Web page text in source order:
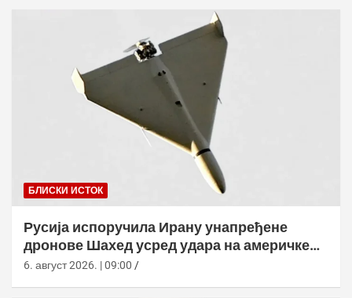
БЛИСКИ ИСТОК
Русија испоручила Ирану унапређене
дронове Шахед усред удара на америчке
базе
6. август 2026. | 09:00